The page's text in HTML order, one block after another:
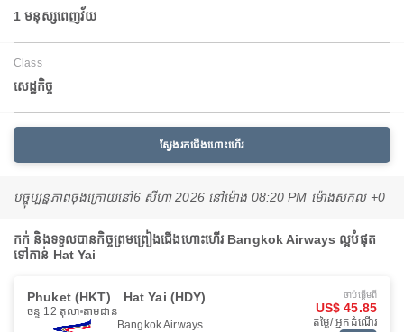
1 មនុស្សពេញវ័យ
Class
សេដ្ឋកិច្ច
ស្វែងរកជើងហោះហើរ
បច្ចុប្បន្នភាពចុងក្រោយនៅ6 សីហា 2026 នៅ​ម៉ោង 08:20 PM ម៉ោង​សកល +0
កក់ និងទទួលបានកិច្ចព្រមព្រៀងជើងហោះហើរ Bangkok Airways ល្អបំផុត
ទៅកាន់ Hat Yai
Phuket (HKT) Hat Yai (HDY)
ចន្ទ 12 តុលា តាមដាន
Bangkok Airways
ចាប់ផ្ដើមពី
US$ 45.85
តម្លៃ/ អ្នកដំណើរ